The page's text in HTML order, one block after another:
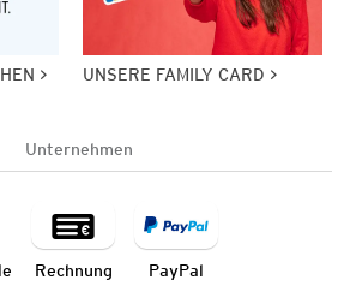
UNSERE FAMILY CARD
Unternehmen
Rechnung PayPal